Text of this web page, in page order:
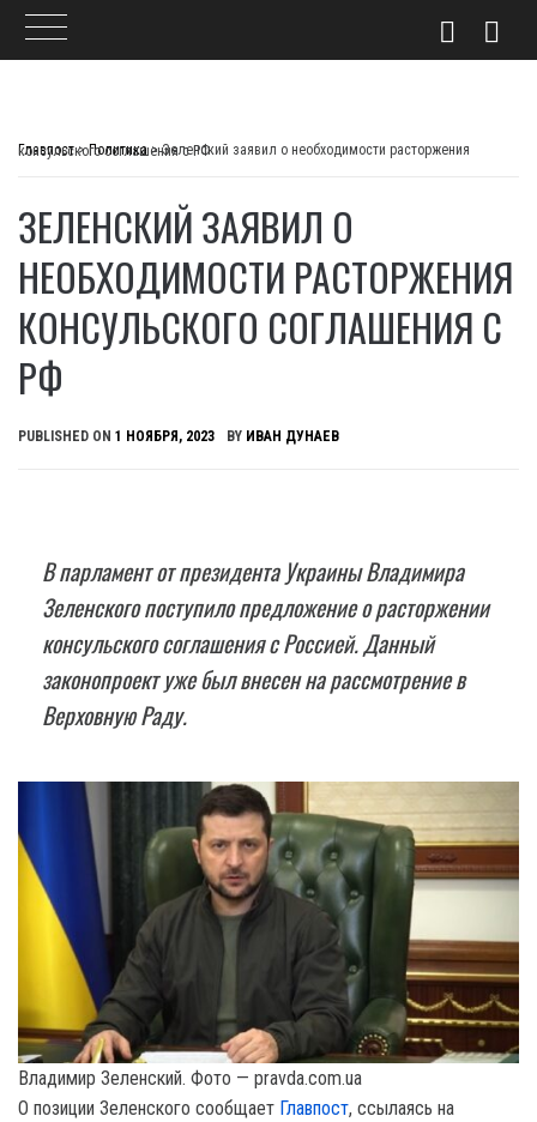
Главпост>Политика>
Зеленский заявил о необходимости расторжения консульского соглашения с РФ
ЗЕЛЕНСКИЙ ЗАЯВИЛ О
НЕОБХОДИМОСТИ РАСТОРЖЕНИЯ
КОНСУЛЬСКОГО СОГЛАШЕНИЯ С
РФ
PUBLISHED ON 1 НОЯБРЯ, 2023 BY ИВАН ДУНАЕВ
B парламент от президента Украины Владимира
Зеленского поступило предложение о расторжении
консульского соглашения с Россией. Данный
законопроект уже был внесен на рассмотрение в
Верховную Раду.
Владимир Зеленский. Фото — pravda.com.ua
О позиции Зеленского сообщает Главпост, ссылаясь на